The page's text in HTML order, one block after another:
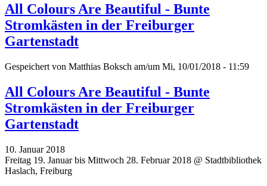
All Colours Are Beautiful - Bunte
Stromkästen in der Freiburger
Gartenstadt
Gespeichert von Matthias Boksch am/um Mi, 10/01/2018 - 11:59
All Colours Are Beautiful - Bunte
Stromkästen in der Freiburger
Gartenstadt
10. Januar 2018
Freitag 19. Januar bis Mittwoch 28. Februar 2018 @ Stadtbibliothek
Haslach, Freiburg